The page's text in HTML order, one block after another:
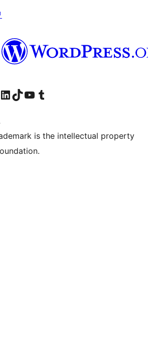
на Facebook
наш Instagram
Посетите нашу страницу в LinkedIn
Посетите нашу учётную запись в TikTok
Посетите наш канал YouTube
Посетите нашу учётную запись в Tumblr
is the intellectual property